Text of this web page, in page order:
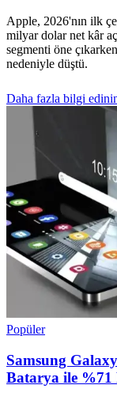
Apple, 2026'nın ilk
milyar dolar net kâr
segmenti öne
nedeniyle düştü.
Daha fazla bilgi
Popüler
Samsung
Batarya ile %71